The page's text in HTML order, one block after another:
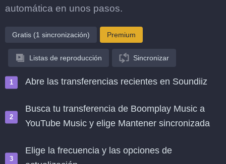
automática en unos pasos.
Gratis (1 sincronización) Premium
Listas de reproducción Sincronizar
Abre las transferencias recientes en Soundiiz
Busca tu transferencia de Boomplay Music a
YouTube Music y elige Mantener sincronizada
Elige la frecuencia y las opciones de